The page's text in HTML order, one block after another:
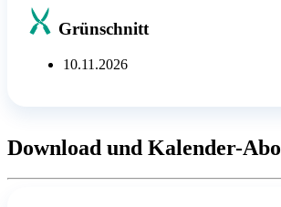
Grünschnitt
10.11.2026
Download und Kalender-Abo